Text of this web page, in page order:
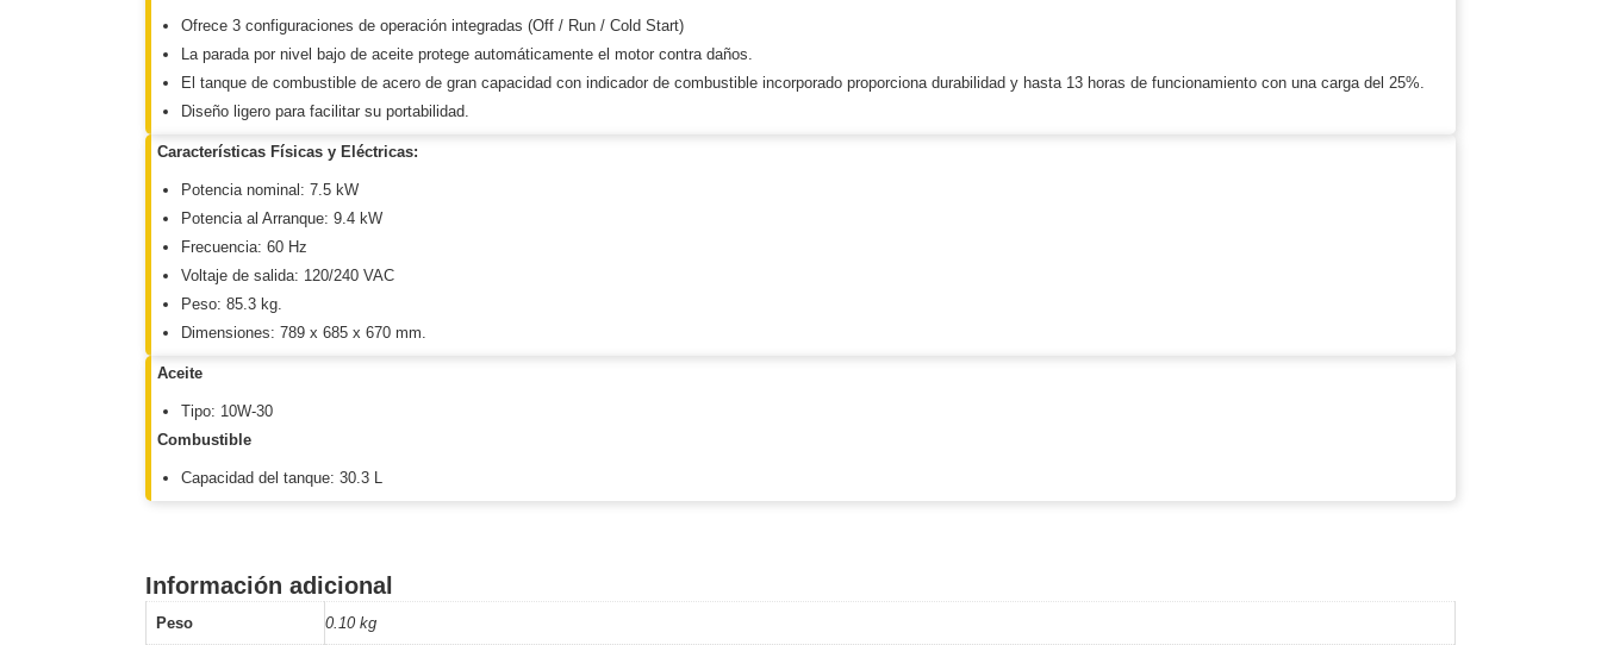
EPCOM Cloud HIKVISION Honeywell Wisenet Wave
Videograbadoras Móviles, Dash Cams y Body Cams
Accesorios Body Cams (Portátiles) Cámaras MóvilesDash Cams
Videoporteros e Interfonos
AccesoriosIntercomunicadores
Ofrece 3 configuraciones de operación integradas (Off / Run / Cold Start)
La parada por nivel bajo de aceite protege automáticamente el motor contra daños.
El tanque de combustible de acero de gran capacidad con indicador de combustible incorporado proporciona durabilidad y hasta 13 horas de funcionamiento con una carga del 25%.
Diseño ligero para facilitar su portabilidad.
Características Físicas y Eléctricas:
Potencia nominal: 7.5 kW
Potencia al Arranque: 9.4 kW
Frecuencia: 60 Hz
Voltaje de salida: 120/240 VAC
Peso: 85.3 kg.
Dimensiones: 789 x 685 x 670 mm.
Aceite
Tipo: 10W-30
Combustible
Capacidad del tanque: 30.3 L
Información adicional
Peso 0.10 kg